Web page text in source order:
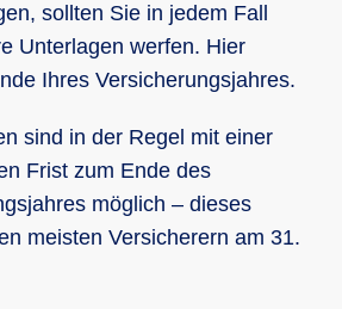
und Abschleppen
Mietwagen als
für die Dauer der
ist enthalten,
wie
oder die
Betreuung
sollten Sie in jedem Fall
Unterlagen werfen. Hier
Ihres Versicherungsjahres.
sind in der Regel mit einer
Frist zum Ende des
möglich – dieses
meisten Versicherern am 31.